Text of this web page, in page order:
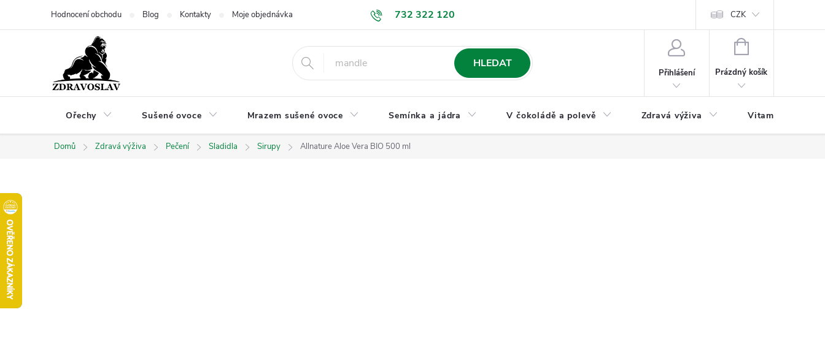
732 322 120
Hodnocení obchodu Blog Kontakty Moje objednávka GDPR a ochrana osobních údajů Jak nakupovat Formulář pro odstoupení od
CZK
HLEDAT
Přihlášení
NÁKUPNÍ
Prázdný košík
Ořechy Sušené ovoce Mrazem sušené ovoce Semínka a jádra V čokoládě a polevě Zdravá výživa Vitamíny a
Domů Zdravá výživa Pečení Sladidla Sirupy Allnature Aloe Vera BIO 500 ml